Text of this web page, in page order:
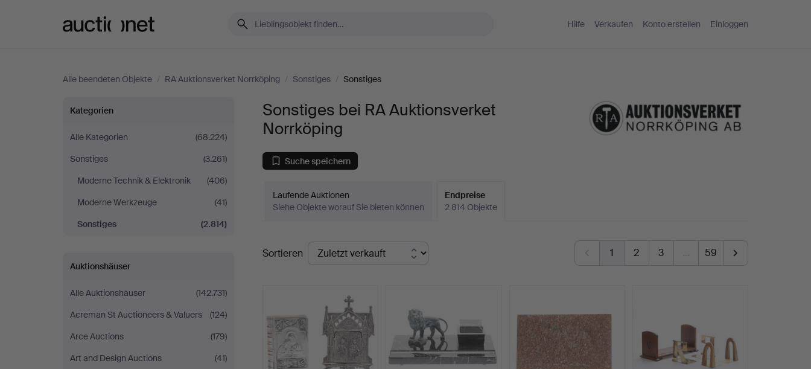
Hilfe Verkaufen Konto erstellen Einloggen
Alle beendeten Objekte / RA Auktionsverket Norrköping / Sonstiges / Sonstiges
Sonstiges
bei
RA
Auktionsverket
Norrköping
Kategorien
Alle Kategorien
(68.224)
Sonstiges
(3.261)
Moderne Technik & Elektronik
(406)
Moderne Werkzeuge
(41)
Sonstiges
(2.814)
Auktionshäuser
Alle Auktionshäuser
(142.731)
Acreman St Auctioneers & Valuers
(124)
Arce Auctions
(179)
Art and Design Auctions
(41)
Sonstiges bei RA Auktionsverket
Norrköping
Suche speichern
Laufende Auktionen
Siehe Objekte worauf Sie bieten können
Endpreise
2 814 Objekte
Endpreise
Sortieren 1 2 3 … 59